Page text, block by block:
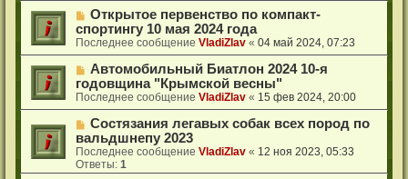
Открытое первенство по компакт-
спортингу 10 мая 2024 года
Последнее сообщениеVladiZlav «04 май 2024, 07:23
Автомобильный Биатлон 2024 10-я
годовщина "Крымской весны"
Последнее сообщениеVladiZlav « 15 фев 2024, 20:00
Состязания легавых собак всех пород по
вальдшнепу 2023
Последнее сообщениеVladiZlav « 12 ноя 2023, 05:33
Ответы:1